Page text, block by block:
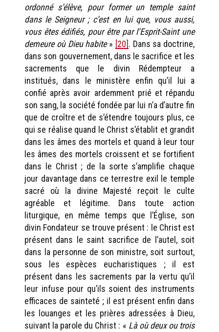
ordonné s’élève, pour former un temple saint
dans le Seigneur ; c’est en lui que, vous aussi,
vous êtes édifiés, pour être par l’Esprit-Saint une
demeure où Dieu habite» [20]. Dans sa doctrine,
dans son gouvernement, dans le sacrifice et les
sacrements que le divin Rédempteur a
institués, dans le ministère enfin qu’il lui a
confié après avoir ardemment prié et répandu
son sang, la société fondée par lui n’a d’autre fin
que de croître et de s’étendre toujours plus, ce
qui se réalise quand le Christ s’établit et grandit
dans les âmes des mortels et quand à leur tour
les âmes des mortels croissent et se fortifient
dans le Christ ; de la sorte s’amplifie chaque
jour davantage dans ce terrestre exil le temple
sacré où la divine Majesté reçoit le culte
agréable et légitime. Dans toute action
liturgique, en même temps que l’Église, son
divin Fondateur se trouve présent : le Christ est
présent dans le saint sacrifice de l’autel, soit
dans la personne de son ministre, soit surtout,
sous les espèces eucharistiques ; il est
présent dans les sacrements par la vertu qu’il
leur infuse pour qu’ils soient des instruments
efficaces de sainteté ; il est présent enfin dans
les louanges et les prières adressées à Dieu,
suivant la parole du Christ : « Là où deux ou trois